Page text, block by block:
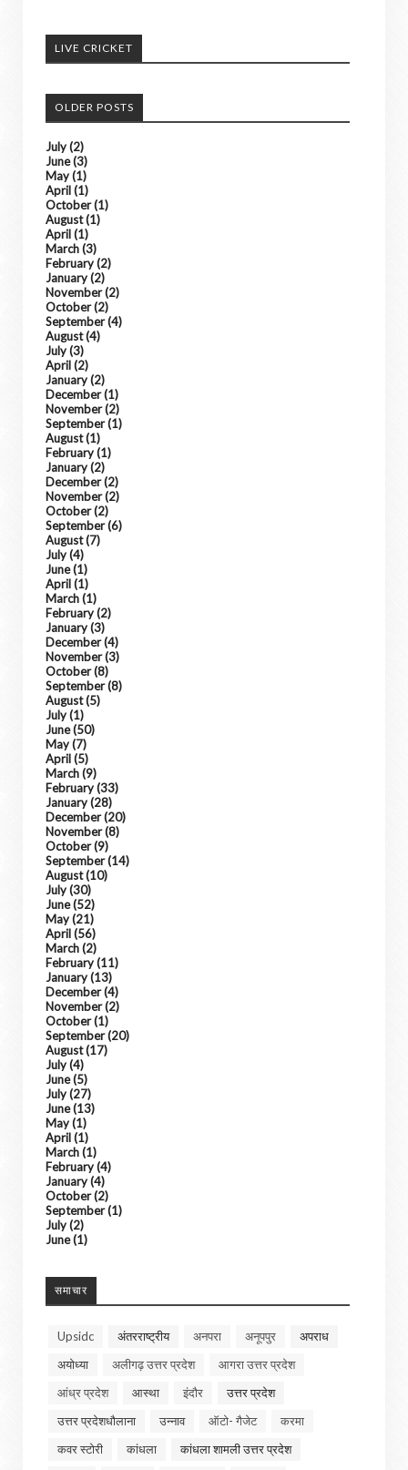
LIVE CRICKET
OLDER POSTS
July(2)
June(3)
May(1)
April(1)
October(1)
August(1)
April(1)
March(3)
February(2)
January(2)
November(2)
October(2)
September(4)
August(4)
July(3)
April(2)
January(2)
December(1)
November(2)
September(1)
August(1)
February(1)
January(2)
December(2)
November(2)
October(2)
September(6)
August(7)
July(4)
June(1)
April(1)
March(1)
February(2)
January(3)
December(4)
November(3)
October(8)
September(8)
August(5)
July(1)
June(50)
May(7)
April(5)
March(9)
February(33)
January(28)
December(20)
November(8)
October(9)
September(14)
August(10)
July(30)
June(52)
May(21)
April(56)
March(2)
February(11)
January(13)
December(4)
November(2)
October(1)
September(20)
August(17)
July(4)
June(5)
July(27)
June(13)
May(1)
April(1)
March(1)
February(4)
January(4)
October(2)
September(1)
July(2)
June(1)
समाचार
Upsidc अंतरराष्ट्रीय अनपरा अनूपपुर
अपराध
अयोध्या
अलीगढ़ उत्तर प्रदेश
आगरा उत्तर प्रदेश
आंध्र प्रदेश
आस्था इंदौर
उत्तर प्रदेश
उत्तर प्रदेशधौलाना
उन्नाव ऑटो- गैजेट
करमा
कवर स्टोरी
कांधला कांधला शामली उत्तर प्रदेश